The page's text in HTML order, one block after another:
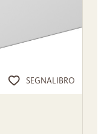
SEGNALIBRO